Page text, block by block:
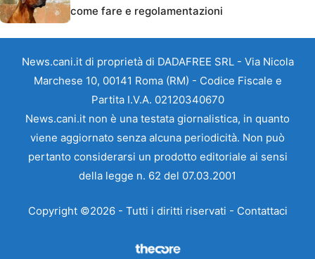
come fare e regolamentazioni
News.cani.it di proprietà di DADAFREE SRL - Via Nicola
Marchese 10, 00141 Roma (RM) - Codice Fiscale e
Partita I.V.A. 02120340670
News.cani.it non è una testata giornalistica, in quanto
viene aggiornato senza alcuna periodicità. Non può
pertanto considerarsi un prodotto editoriale ai sensi
della legge n. 62 del 07.03.2001
Copyright ©2026 - Tutti i diritti riservati - Contattaci